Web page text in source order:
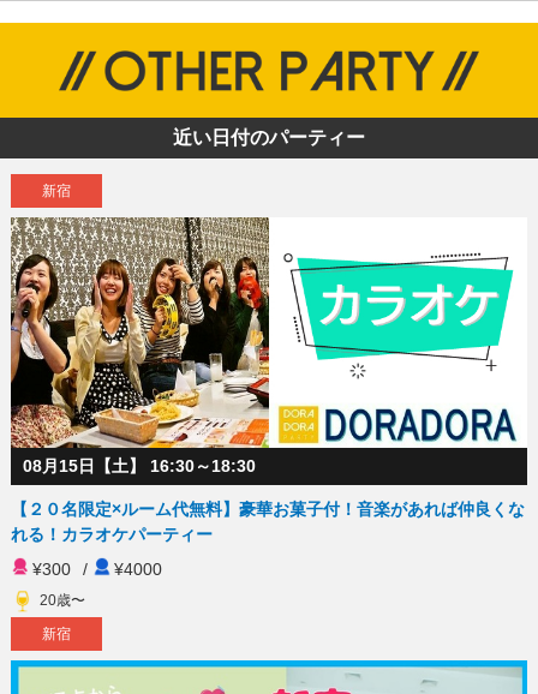
近い日付のパーティー
新宿
08月15日【土】 16:30～18:30
【２０名限定×ルーム代無料】豪華お菓子付！音楽があれば仲良くな
れる！カラオケパーティー
¥300
/ ¥4000
20歳〜
新宿